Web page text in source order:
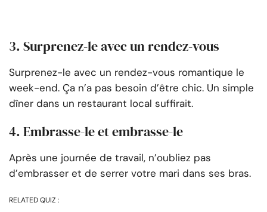
3. Surprenez-le avec un rendez-vous
Surprenez-le avec un rendez-vous romantique le
week-end. Ça n’a pas besoin d’être chic. Un simple
dîner dans un restaurant local suffirait.
4. Embrasse-le et embrasse-le
Après une journée de travail, n’oubliez pas
d’embrasser et de serrer votre mari dans ses bras.
RELATED QUIZ :